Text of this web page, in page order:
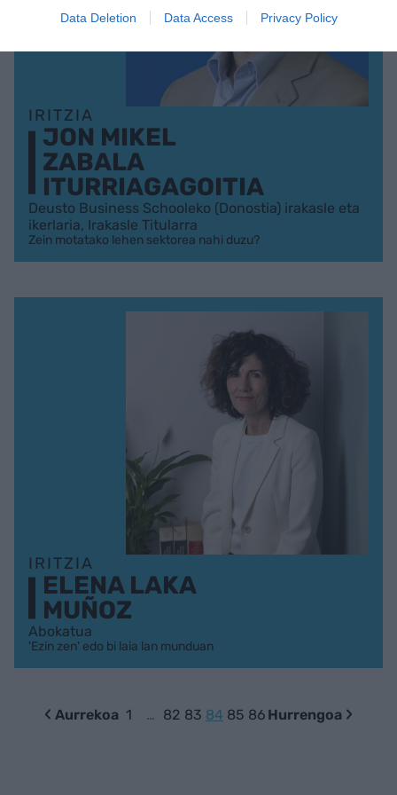
Data Deletion Data Access Privacy Policy
IRITZIA
JON MIKEL
ZABALA
ITURRIAGAGOITIA
Deusto Business Schooleko (Donostia) irakasle eta
ikerlaria, Irakasle Titularra
Zein motatako lehen sektorea nahi duzu?
IRITZIA
ELENA LAKA
MUÑOZ
Abokatua
'Ezin zen' edo bi laia lan munduan
Aurrekoa 1 … 82 83 84 85 86 Hurrengoa